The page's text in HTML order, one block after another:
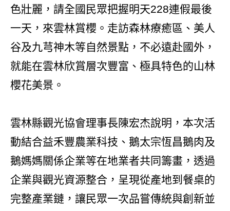
色壯麗，請全國民眾把握明天228連假最後
一天，來雲林賞櫻。走訪森林療癒區、美人
谷及九芎神木等自然景點，不必遠赴國外，
就能在雲林欣賞層次豐富、極具特色的山林
櫻花美景。
雲林縣觀光協會理事長陳宏杰說明，本次活
動結合益禾豐農業科技、鵝太宗恆昌鵝肉及
鵝媽媽關係企業等在地業者共同籌畫，透過
企業與觀光資源整合，呈現從產地到餐桌的
完整產業鏈，讓民眾一次品嘗傳統與創新並